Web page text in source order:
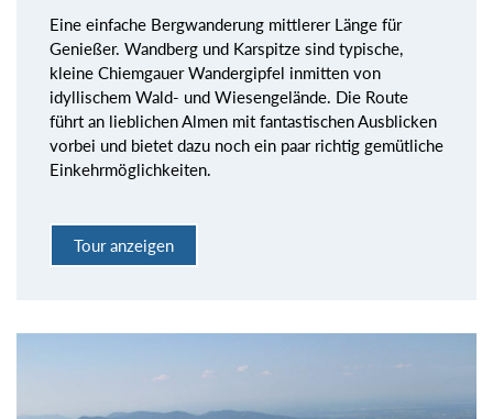
Eine einfache Bergwanderung mittlerer Länge für
Genießer. Wandberg und Karspitze sind typische,
kleine Chiemgauer Wandergipfel inmitten von
idyllischem Wald- und Wiesengelände. Die Route
führt an lieblichen Almen mit fantastischen Ausblicken
vorbei und bietet dazu noch ein paar richtig gemütliche
Einkehrmöglichkeiten.
Tour anzeigen